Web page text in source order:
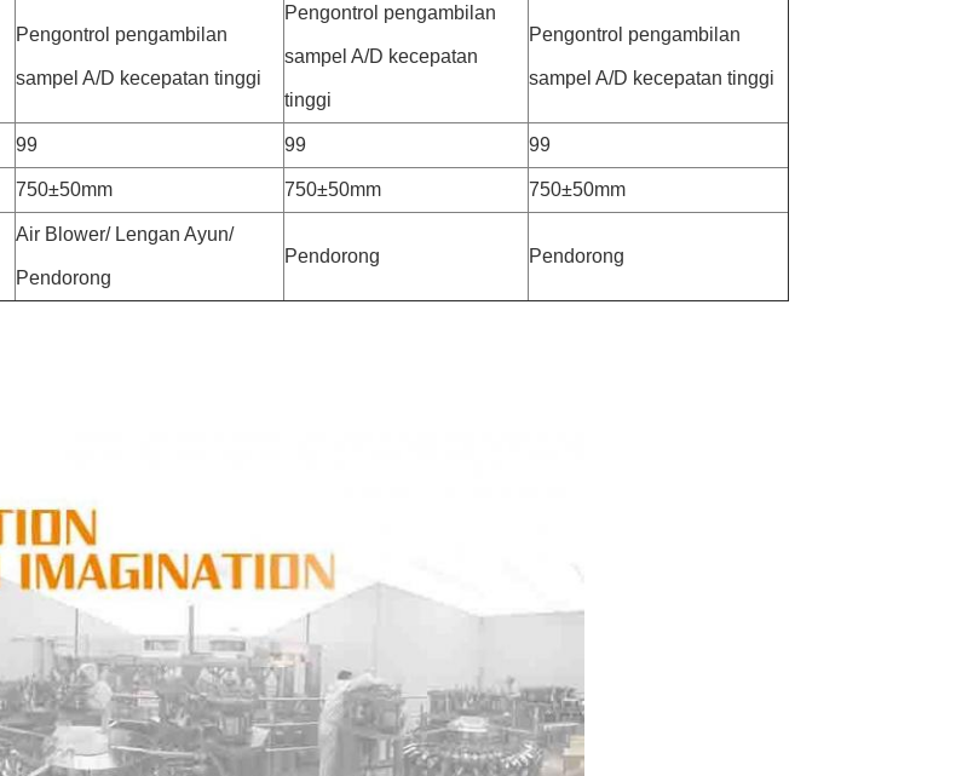
Pengontrol pengambilan
sampel A/D kecepatan tinggi
Pengontrol pengambilan
sampel A/D kecepatan
tinggi
Pengontrol pengambilan
sampel A/D kecepatan tinggi
99 99 99
750±50mm 750±50mm 750±50mm
Air Blower/ Lengan Ayun/
Pendorong
Pendorong Pendorong